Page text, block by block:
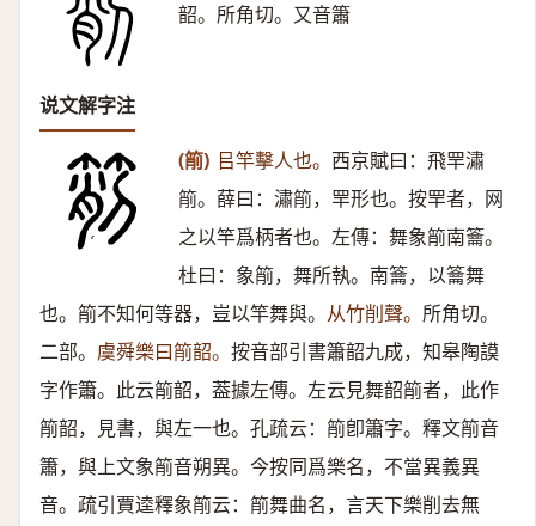
韶。所角切。又音簫
说文解字注
(箾) 㠯竿擊人也。 西京賦曰：飛䍐潚
箾。薛曰：潚箾，䍐形也。按䍐者，网
之以竿爲柄者也。左傳：舞象箾南籥。
杜曰：象箾，舞所執。南籥，以籥舞
也。箾不知何等器，豈以竿舞與。 从竹削聲。 所角切。
二部。 虞舜樂曰箾韶。 按音部引書簫韶九成，知皋陶謨
字作簫。此云箾韶，葢據左傳。左云見舞韶箾者，此作
箾韶，見書，與左一也。孔疏云：箾卽簫字。釋文箾音
簫，與上文象箾音朔異。今按同爲樂名，不當異義異
音。疏引賈逵釋象箾云：箾舞曲名，言天下樂削去無